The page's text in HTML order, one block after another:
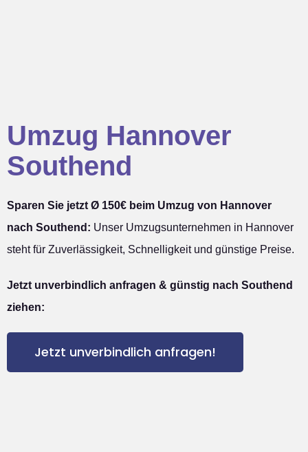
Umzug Hannover
Southend
Sparen Sie jetzt Ø 150€ beim Umzug von Hannover
nach Southend: Unser Umzugsunternehmen in Hannover
steht für Zuverlässigkeit, Schnelligkeit und günstige Preise.
Jetzt unverbindlich anfragen & günstig nach Southend
ziehen:
Jetzt unverbindlich anfragen!